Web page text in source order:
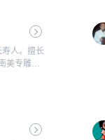
人。擅长
美专雕塑